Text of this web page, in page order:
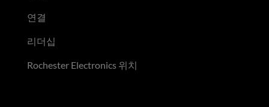
연결
리더십
Rochester Electronics 위치